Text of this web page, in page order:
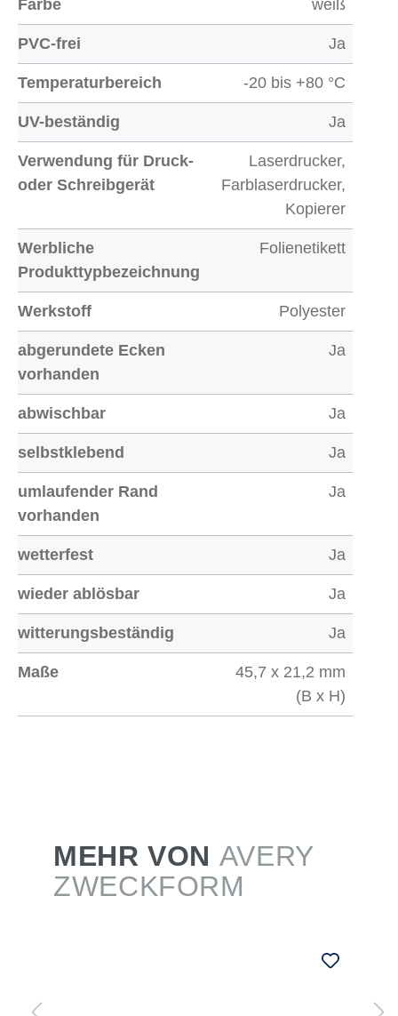
Farbe weiß
PVC-frei Ja
Temperaturbereich -20 bis +80 °C
UV-beständig Ja
Verwendung für Druck-
oder Schreibgerät
Laserdrucker,
Farblaserdrucker,
Kopierer
Werbliche
Produkttypbezeichnung
Folienetikett
Werkstoff Polyester
abgerundete Ecken
vorhanden
Ja
abwischbar Ja
selbstklebend Ja
umlaufender Rand
vorhanden
Ja
wetterfest Ja
wieder ablösbar Ja
witterungsbeständig Ja
Maße
45,7 x 21,2 mm
(B x H)
MEHR VON AVERY
ZWECKFORM